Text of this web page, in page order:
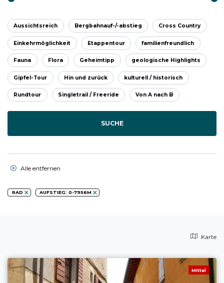
Aussichtsreich Bergbahnauf-/-abstieg Cross Country
Einkehrmöglichkeit Etappentour familienfreundlich
Fauna Flora Geheimtipp geologische Highlights
Gipfel-Tour Hin und zurück kulturell / historisch
Rundtour Singletrail / Freeride Von A nach B
SUCHE
Alle entfernen
RAD AUFSTIEG: 0-7956M
Karte
Mittel